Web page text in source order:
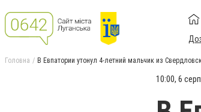
Головна В Евпатории утонул 4-летний мальчик из
10:00, 6